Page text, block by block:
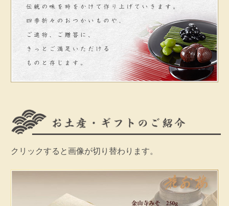
クリックすると画像が切り替わります。